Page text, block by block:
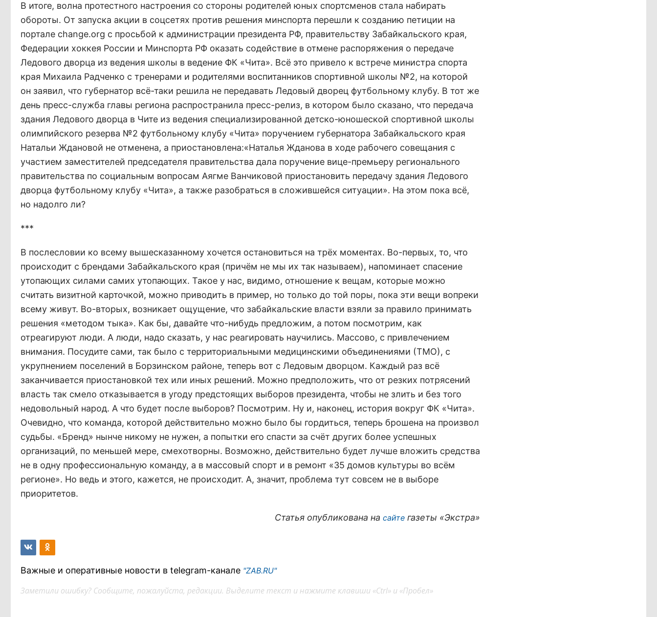
В итоге, волна протестного настроения со стороны родителей юных спортсменов стала набирать
обороты. От запуска акции в соцсетях против решения минспорта перешли к созданию петиции на
портале change.org с просьбой к администрации президента РФ, правительству Забайкальского края,
Федерации хоккея России и Минспорта РФ оказать содействие в отмене распоряжения о передаче
Ледового дворца из ведения школы в ведение ФК «Чита». Всё это привело к встрече министра спорта
края Михаила Радченко с тренерами и родителями воспитанников спортивной школы №2, на которой
он заявил, что губернатор всё-таки решила не передавать Ледовый дворец футбольному клубу. В тот же
день пресс-служба главы региона распространила пресс-релиз, в котором было сказано, что передача
здания Ледового дворца в Чите из ведения специализированной детско-юношеской спортивной школы
олимпийского резерва №2 футбольному клубу «Чита» поручением губернатора Забайкальского края
Натальи Ждановой не отменена, а приостановлена:«Наталья Жданова в ходе рабочего совещания с
участием заместителей председателя правительства дала поручение вице-премьеру регионального
правительства по социальным вопросам Аягме Ванчиковой приостановить передачу здания Ледового
дворца футбольному клубу «Чита», а также разобраться в сложившейся ситуации». На этом пока всё,
но надолго ли?
***
В послесловии ко всему вышесказанному хочется остановиться на трёх моментах. Во-первых, то, что
происходит с брендами Забайкальского края (причём не мы их так называем), напоминает спасение
утопающих силами самих утопающих. Такое у нас, видимо, отношение к вещам, которые можно
считать визитной карточкой, можно приводить в пример, но только до той поры, пока эти вещи вопреки
всему живут. Во-вторых, возникает ощущение, что забайкальские власти взяли за правило принимать
решения «методом тыка». Как бы, давайте что-нибудь предложим, а потом посмотрим, как
отреагируют люди. А люди, надо сказать, у нас реагировать научились. Массово, с привлечением
внимания. Посудите сами, так было с территориальными медицинскими объединениями (ТМО), с
укрупнением поселений в Борзинском районе, теперь вот с Ледовым дворцом. Каждый раз всё
заканчивается приостановкой тех или иных решений. Можно предположить, что от резких потрясений
власть так смело отказывается в угоду предстоящих выборов президента, чтобы не злить и без того
недовольный народ. А что будет после выборов? Посмотрим. Ну и, наконец, история вокруг ФК «Чита».
Очевидно, что команда, которой действительно можно было бы гордиться, теперь брошена на произвол
судьбы. «Бренд» нынче никому не нужен, а попытки его спасти за счёт других более успешных
организаций, по меньшей мере, смехотворны. Возможно, действительно будет лучше вложить средства
не в одну профессиональную команду, а в массовый спорт и в ремонт «35 домов культуры во всём
регионе». Но ведь и этого, кажется, не происходит. А, значит, проблема тут совсем не в выборе
приоритетов.
Статья опубликована на сайте газеты «Экстра»
Важные и оперативные новости в telegram-канале "ZAB.RU"
Заметили ошибку? Сообщите, пожалуйста, редакции. Выделите текст и нажмите клавиши «Ctrl» и «Пробел»